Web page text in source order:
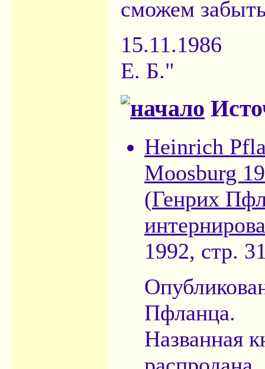
сможем
15.11.1986
Е. Б."
Heinrich
Moosburg
(Генрих
1992, стр.
Пфланца.
Названная